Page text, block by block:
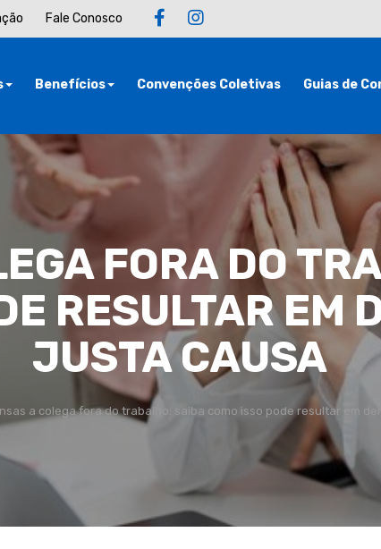
Fale Conosco
Benefícios Convenções Coletivas Guias de
FORA DO
RESULTAR EM
JUSTA CAUSA
a colega fora do trabalho: saiba como isso pode resultar em